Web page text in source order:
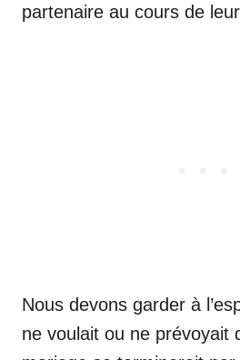
partenaire au cours de
Nous devons garder à
ne voulait ou ne prévoyait